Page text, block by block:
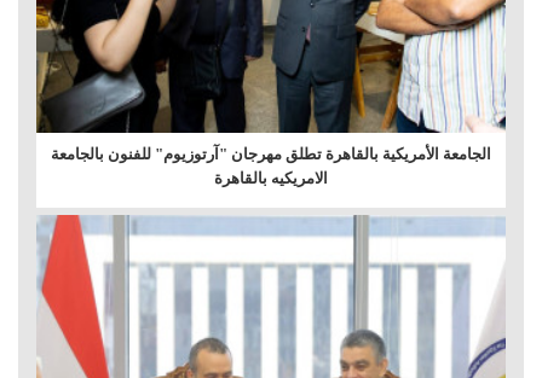
الجامعة الأمريكية بالقاهرة تطلق مهرجان "آرتوزيوم" للفنون بالجامعة
الامريكيه بالقاهرة